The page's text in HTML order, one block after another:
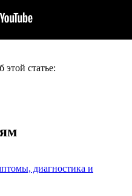
этой статье:
диагностика и